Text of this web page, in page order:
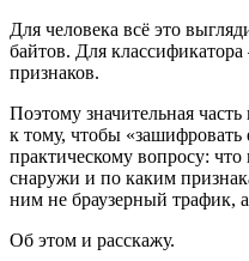
Для человека всё это
байтов. Для
признаков.
Поэтому значительная
к тому, чтобы «зашифровать
практическому вопросу:
снаружи и по каким
ним не браузерный трафик,
Об этом и расскажу.